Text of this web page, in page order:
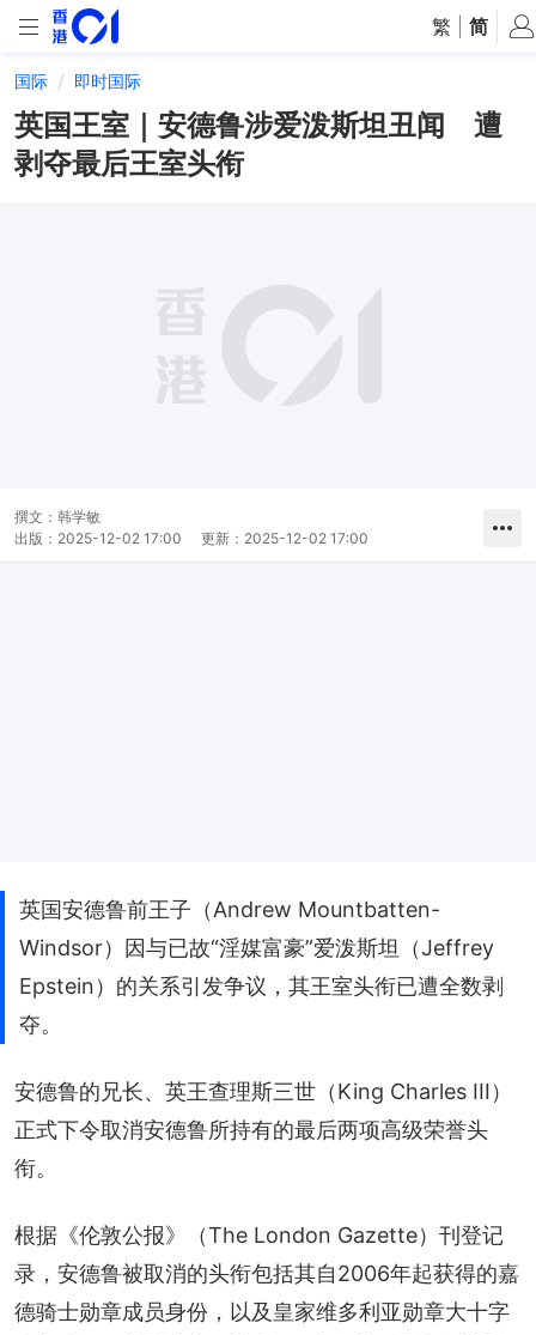
繁 简
国际 即时国际
英国王室｜安德鲁涉爱泼斯坦丑闻 遭
剥夺最后王室头衔
撰文： 韩学敏
出版： 2025-12-02 17:00 更新： 2025-12-02 17:00
英国安德鲁前王子（Andrew Mountbatten-
Windsor）因与已故“淫媒富豪”爱泼斯坦（Jeffrey
Epstein）的关系引发争议，其王室头衔已遭全数剥
夺。
安德鲁的兄长、英王查理斯三世（King Charles III）
正式下令取消安德鲁所持有的最后两项高级荣誉头
衔。
根据《伦敦公报》（The London Gazette）刊登记
录，安德鲁被取消的头衔包括其自2006年起获得的嘉
德骑士勋章成员身份，以及皇家维多利亚勋章大十字